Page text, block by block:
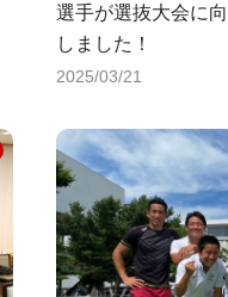
選手が選抜大会に
しました！
2025/03/21